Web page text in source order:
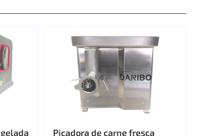
Picadora de carne fresca